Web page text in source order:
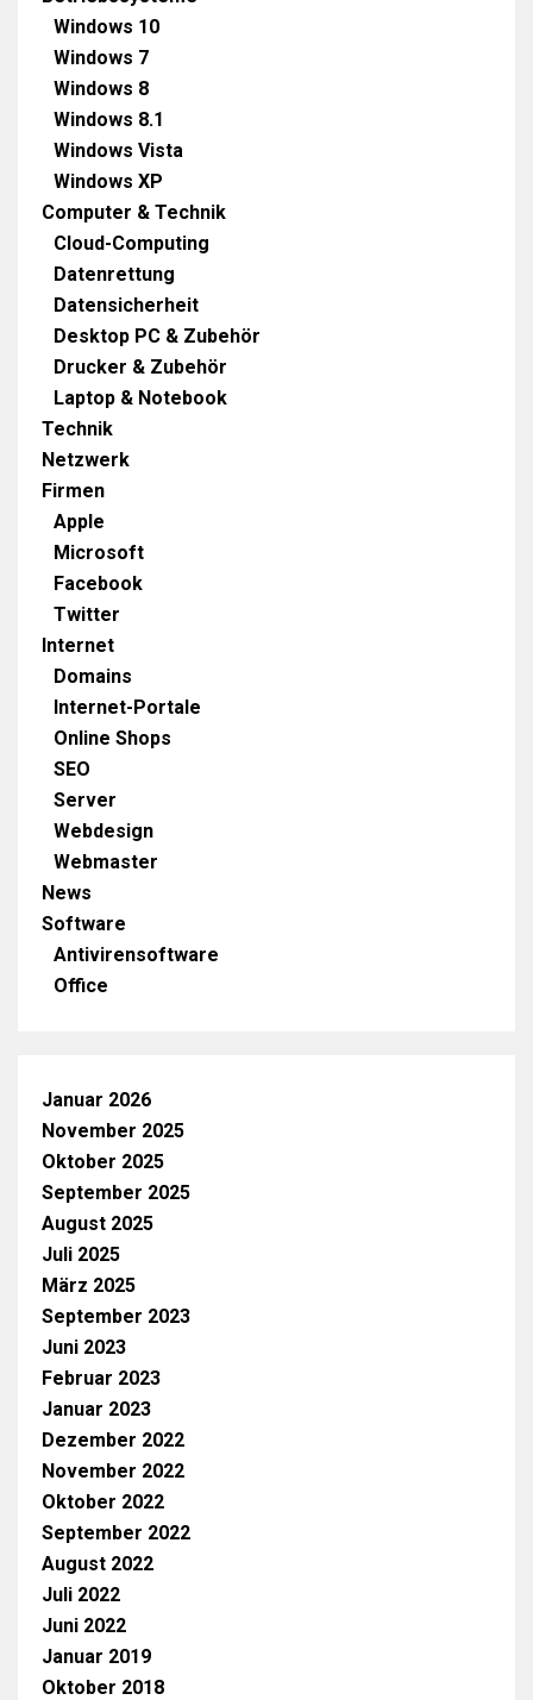
Windows 10
Windows 7
Windows 8
Windows 8.1
Windows Vista
Windows XP
Computer & Technik
Cloud-Computing
Datenrettung
Datensicherheit
Desktop PC & Zubehör
Drucker & Zubehör
Laptop & Notebook
Technik
Netzwerk
Firmen
Apple
Microsoft
Facebook
Twitter
Internet
Domains
Internet-Portale
Online Shops
SEO
Server
Webdesign
Webmaster
News
Software
Antivirensoftware
Office
Januar 2026
November 2025
Oktober 2025
September 2025
August 2025
Juli 2025
März 2025
September 2023
Juni 2023
Februar 2023
Januar 2023
Dezember 2022
November 2022
Oktober 2022
September 2022
August 2022
Juli 2022
Juni 2022
Januar 2019
Oktober 2018